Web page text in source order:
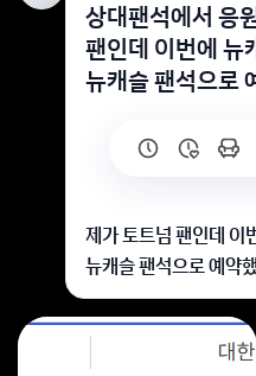
상대팬석에서 응
팬인데 이번에 뉴
뉴캐슬 팬석으로
제가 토트넘 팬인데 이
뉴캐슬 팬석으로 예약
응원해도 되는건가요
라서 분위기나 이런거